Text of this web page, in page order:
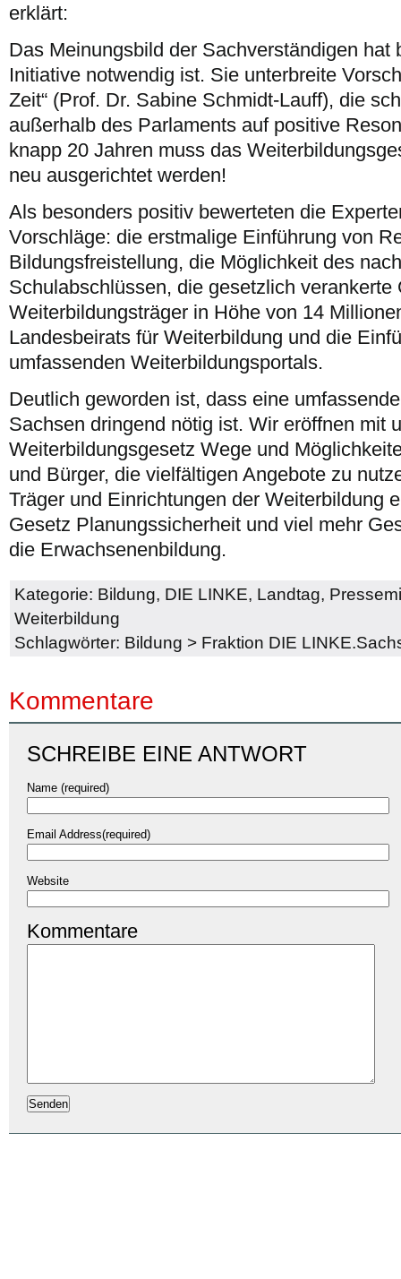
erklärt:
Das Meinungsbild der Sachverständigen hat
Initiative notwendig ist. Sie unterbreite
Zeit“ (Prof. Dr. Sabine Schmidt-Lauff), die
außerhalb des Parlaments auf positive
knapp 20 Jahren muss das
neu ausgerichtet werden!
Als besonders positiv bewerteten die
Vorschläge: die erstmalige Einführung von
Bildungsfreistellung, die Möglichkeit des
Schulabschlüssen, die gesetzlich verankerte
Weiterbildungsträger in Höhe von 14
Landesbeirats für Weiterbildung und die
umfassenden Weiterbildungsportals.
Deutlich geworden ist, dass eine
Sachsen dringend nötig ist. Wir eröffnen mit
Weiterbildungsgesetz Wege und
und Bürger, die vielfältigen Angebote zu
Träger und Einrichtungen der Weiterbildung
Gesetz Planungssicherheit und viel mehr
die Erwachsenenbildung.
Kategorie: Bildung, DIE LINKE, Landtag,
Weiterbildung
Schlagwörter: Bildung > Fraktion DIE
Kommentare
SCHREIBE EINE ANTWORT
Name (required)
Email Address(required)
Website
Kommentare